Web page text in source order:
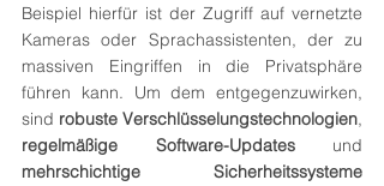
Beispiel hierfür ist der Zugriff auf vernetzte
Kameras oder Sprachassistenten, der zu
massiven Eingriffen in die Privatsphäre
führen kann. Um dem entgegenzuwirken,
sind robuste Verschlüsselungstechnologien
regelmäßige Software-Updates
mehrschichtige Sicherheitssysteme